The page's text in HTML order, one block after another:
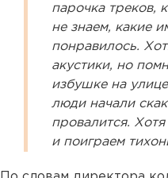
парочка треков,
не знаем, какие
понравилось.
акустики, но
избушке на
люди начали
провалится.
и поиграем